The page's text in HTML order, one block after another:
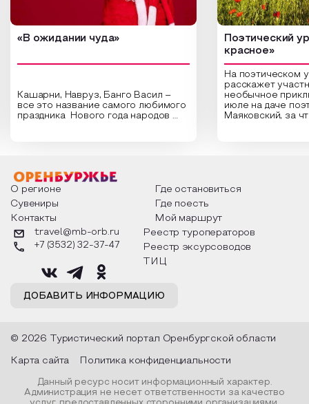
«В ожидании чуда»
Кашарни, Навруз, Банго Васил –
все это название самого любимого
праздника Нового года народов
о том, как встречают новый год в
разных уголках страны, какие
обряды совершают на удачу и
благополучие, в чем схожи и
различаются традиции. Кто такой
Дед Мороз и откуда он пришел, как
его называют в разных уголках
страны и как появились елочные
Поэтический
красное»
На поэтическом
расскажет
необычное
июле на даче
Маяковский, за
Твардовского и
каждой строчке
восхищение
яркому времени
О регионе
Где остановиться
Сувениры
Где поесть
Контакты
Мой маршрут
ДОБАВИТЬ ИНФОРМАЦИЮ
travel@mb-orb.ru
+7 (3532) 32-37-47
Реестр туроператоров
Реестр эксурсоводов
ТИЦ
© 2026 Туристический портал Оренбургской области
Карта сайта Политика конфиденциальности
Данный ресурс носит информационный характер.
Администрация не несет ответственности за качество